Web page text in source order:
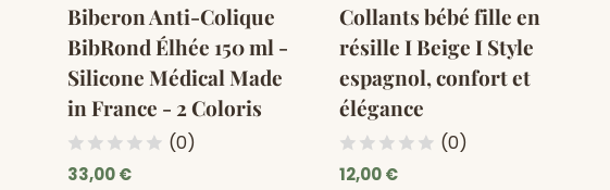
Biberon Anti-Colique
BibRond Élhée 150 ml -
Silicone Médical Made
in France - 2 Coloris
(0)
33,00 €
Collants bébé fille en
résille I Beige I Style
espagnol, confort et
élégance
(0)
12,00 €